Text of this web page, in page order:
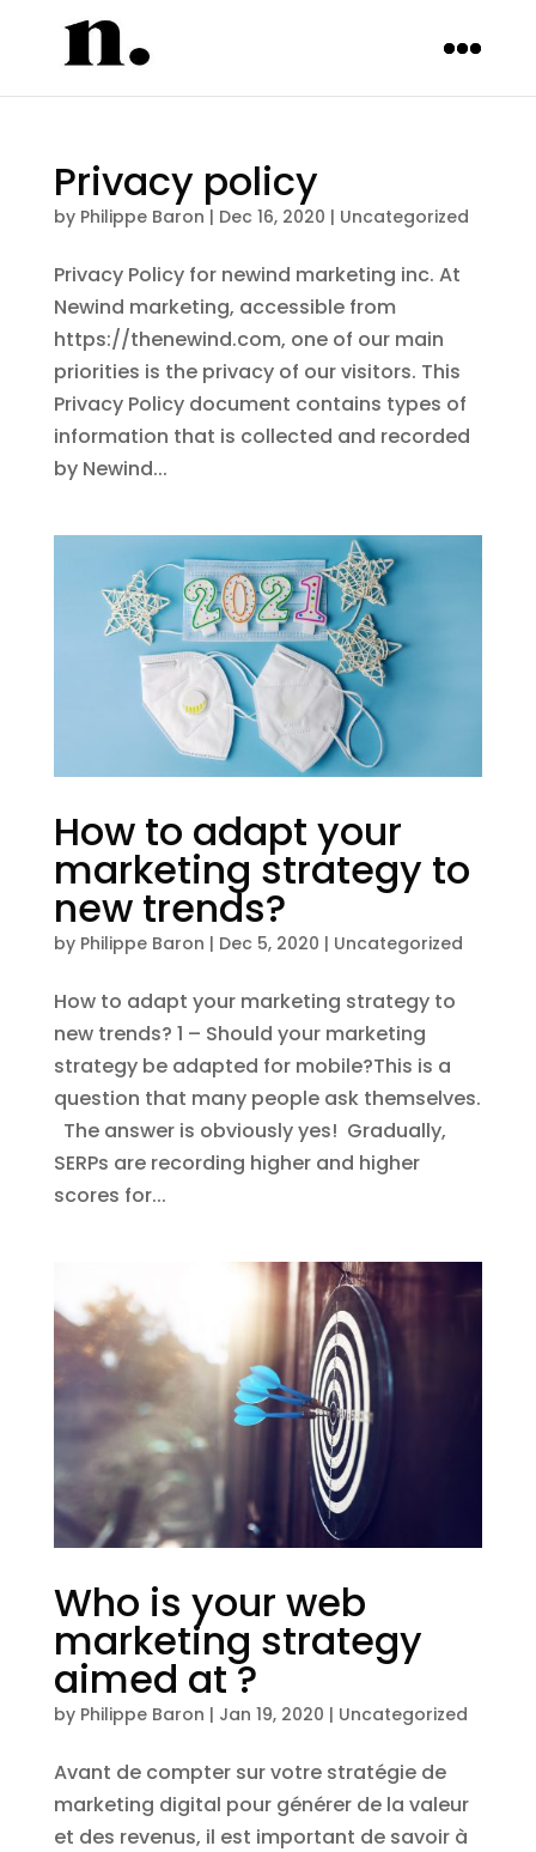
Privacy policy
by Philippe Baron | Dec 16, 2020 | Uncategorized
Privacy Policy for newind marketing inc. At
Newind marketing, accessible from
https://thenewind.com, one of our main
priorities is the privacy of our visitors. This
Privacy Policy document contains types of
information that is collected and recorded
by Newind...
How to adapt your
marketing strategy to
new trends?
by Philippe Baron | Dec 5, 2020 | Uncategorized
How to adapt your marketing strategy to
new trends? 1 – Should your marketing
strategy be adapted for mobile?This is a
question that many people ask themselves.
The answer is obviously yes! Gradually,
SERPs are recording higher and higher
scores for...
Who is your web
marketing strategy
aimed at ?
by Philippe Baron | Jan 19, 2020 | Uncategorized
Avant de compter sur votre stratégie de
marketing digital pour générer de la valeur
et des revenus, il est important de savoir à